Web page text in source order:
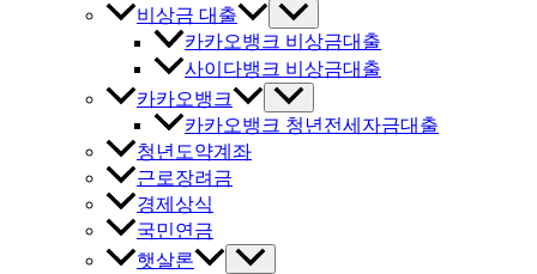
비상금 대출
카카오뱅크 비상금대출
사이다뱅크 비상금대출
카카오뱅크
카카오뱅크 청년전세자금대출
청년도약계좌
근로장려금
경제상식
국민연금
햇살론